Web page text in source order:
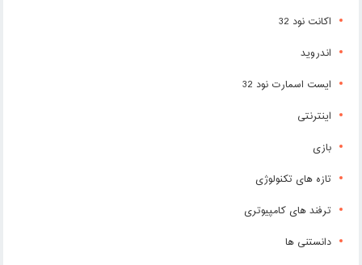
اکانت نود 32
اندروید
ایست اسمارت نود 32
اینترنتی
بازی
تازه های تکنولوژی
ترفند های کامپیوتری
دانستنی ها